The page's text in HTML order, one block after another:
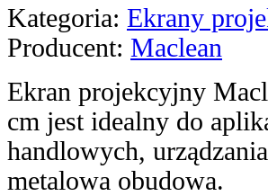
Kategoria: Ekrany
Producent: Maclean
Ekran projekcyjny
cm jest idealny do
handlowych,
metalowa obudowa.